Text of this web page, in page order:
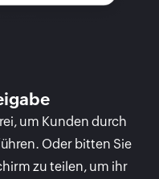
um Kunden durch
Oder bitten Sie
zu teilen, um ihr